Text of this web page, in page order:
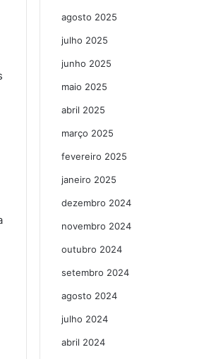
agosto 2025
julho 2025
junho 2025
maio 2025
abril 2025
março 2025
fevereiro 2025
janeiro 2025
dezembro 2024
novembro 2024
outubro 2024
setembro 2024
agosto 2024
julho 2024
abril 2024